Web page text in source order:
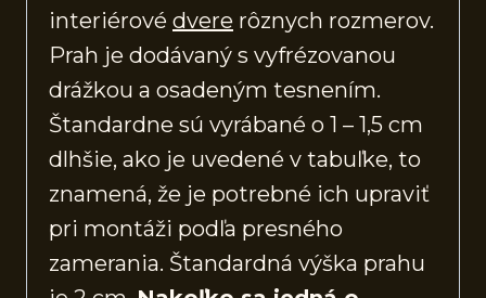
interiérové dvere rôznych rozmerov.
Prah je dodávaný s vyfrézovanou
drážkou a osadeným tesnením.
Štandardne sú vyrábané o 1 – 1,5 cm
dlhšie, ako je uvedené v tabuľke, to
znamená, že je potrebné ich upraviť
pri montáži podľa presného
zamerania. Štandardná výška prahu